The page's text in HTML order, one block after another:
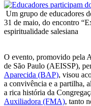
Um grupo de educadores
31 de maio, do encontro
espiritualidade salesiana
O evento, promovido pela
de São Paulo (AEISSP),
Aparecida (BAP), visou
a convivência e a partilha,
a rica história da
Auxiliadora (FMA), tanto